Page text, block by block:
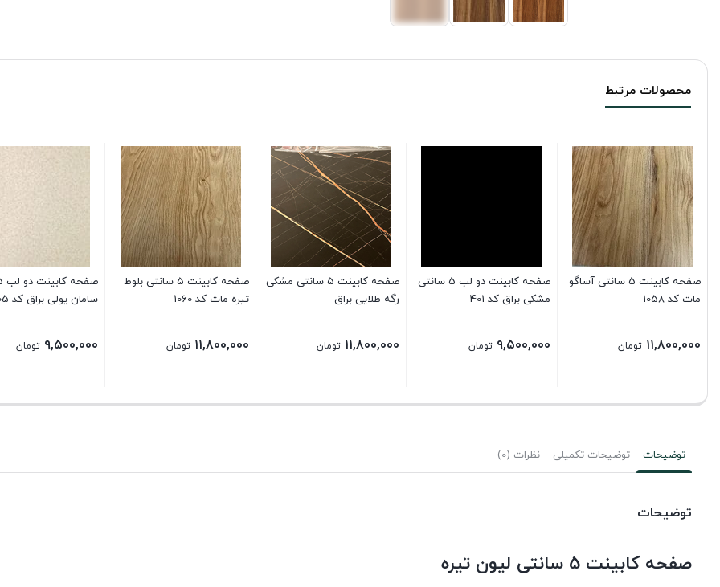
محصولات مرتبط
صفحه کابینت 5 سانتی آساگو
مات کد 1058
۱۱,۸۰۰,۰۰۰ تومان
صفحه کابینت دو لب 5 سانتی
مشکی براق کد 401
۹,۵۰۰,۰۰۰ تومان
صفحه کابینت 5 سانتی مشکی
رگه طلایی براق
۱۱,۸۰۰,۰۰۰ تومان
صفحه کابینت 5 سانتی بلوط
تیره مات کد 1060
۱۱,۸۰۰,۰۰۰ تومان
سامان یولی براق کد 105
۹,۵۰۰,۰۰۰ تومان
توضیحات توضیحات تکمیلی نظرات (0)
توضیحات
صفحه کابینت 5 سانتی لیون تیره